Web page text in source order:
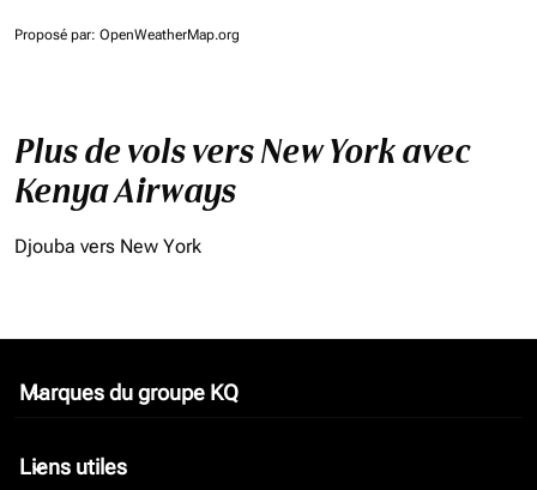
Proposé par: OpenWeatherMap.org
Plus de vols vers New York avec
Kenya Airways
Djouba vers New York
Marques du groupe KQ
keyboard_arrow_down
Liens utiles
keyboard_arrow_down